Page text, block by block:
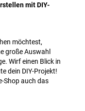
mit DIY-
möchtest,
große Auswahl
Wirf einen Blick in
dein DIY-Projekt!
Shop auch das